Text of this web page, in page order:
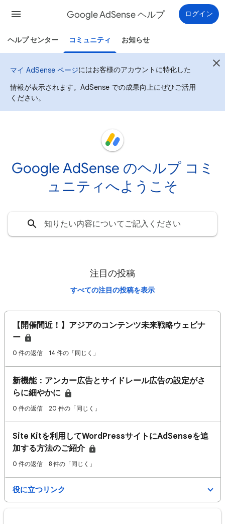
Google AdSense ヘルプ ログイン
ヘルプ センター コミュニティ お知らせ
マイ AdSense ページにはお客様のアカウントに特化した
情報が表示されます。AdSense での成果向上にぜひご活用
ください。
Google AdSense のヘルプ コミ
ュニティへようこそ
注目の投稿
すべての注目の投稿を表示
【開催間近！】アジアのコンテンツ未来戦略ウェビナ
ー
0 件の返信 14 件の「同じく」
新機能：アンカー広告とサイドレール広告の設定がさ
らに細やかに
0 件の返信 20 件の「同じく」
Site Kitを利用してWordPressサイトにAdSenseを追
加する方法のご紹介
0 件の返信 8 件の「同じく」
役に立つリンク